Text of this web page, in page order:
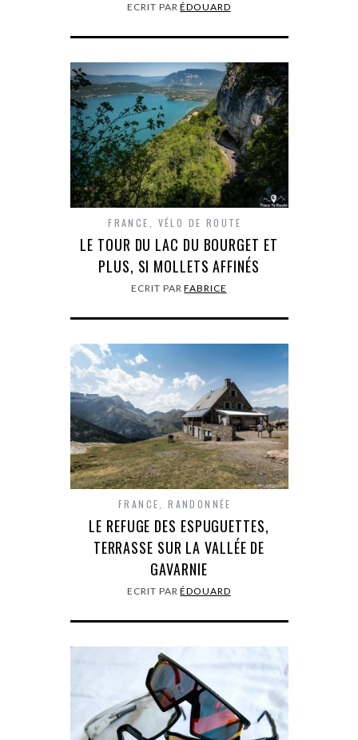
ECRIT PARÉDOUARD
FRANCE, VÉLO DE ROUTE
LE TOUR DU LAC DU BOURGET ET
PLUS, SI MOLLETS AFFINÉS
ECRIT PARFABRICE
FRANCE,RANDONNÉE
LE REFUGE DES ESPUGUETTES,
TERRASSE SUR LA VALLÉE DE
GAVARNIE
ECRIT PARÉDOUARD